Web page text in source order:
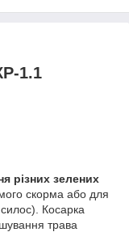
1.1
різних зелених
скорма або для
Косарка
трава